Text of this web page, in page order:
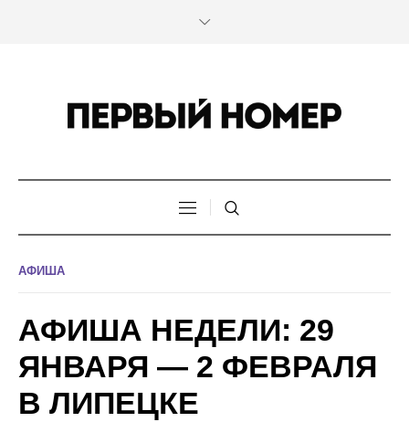
АФИША
АФИША НЕДЕЛИ: 29
ЯНВАРЯ — 2 ФЕВРАЛЯ
В ЛИПЕЦКЕ